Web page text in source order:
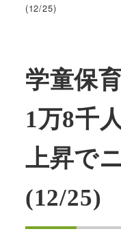
(12/25)
学童保
1万8千
上昇で
(12/25)